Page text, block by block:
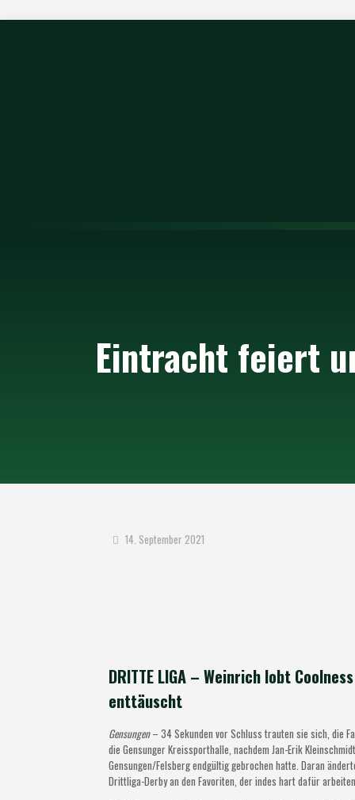
Eintracht feiert
14. September 2021
DRITTE LIGA – Weinrich lobt
enttäuscht
Gensungen– 34 Sekunden vor Schluss trauten sie sich, die
die Gensunger Kreissporthalle, nachdem Jan-Erik
Gensungen/Felsberg endgültig gebrochen hatte. Daran
Drittliga-Derby an den Favoriten, der indes hart dafür